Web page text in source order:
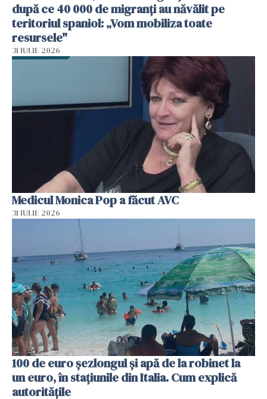
după ce 40 000 de migranți au năvălit pe
teritoriul spaniol: „Vom mobiliza toate
resursele"
31 IULIE 2026
Medicul Monica Pop a făcut AVC
31 IULIE 2026
100 de euro șezlongul și apă de la robinet la
un euro, în stațiunile din Italia. Cum explică
autoritățile